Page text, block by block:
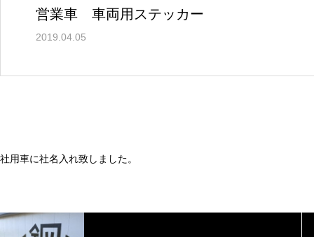
営業車 車両用ステッカー
2019.04.05
社用車に社名入れ致しました。